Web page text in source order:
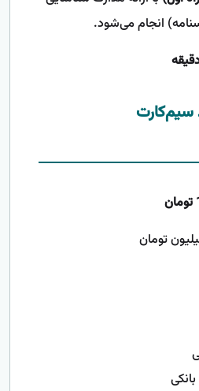
انجام می‌شود.
سیم‌کارت
تومان